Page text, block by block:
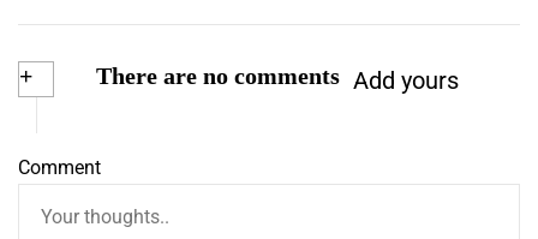
+ There are no comments Add yours
Comment